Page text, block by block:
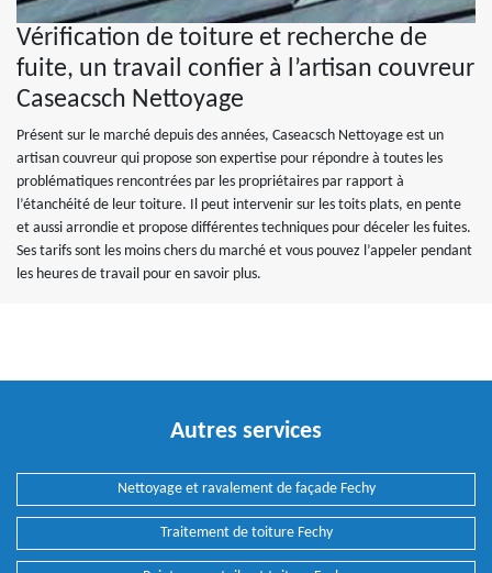
Vérification de toiture et recherche de
fuite, un travail confier à l’artisan couvreur
Caseacsch Nettoyage
Présent sur le marché depuis des années, Caseacsch Nettoyage est un
artisan couvreur qui propose son expertise pour répondre à toutes les
problématiques rencontrées par les propriétaires par rapport à
l’étanchéité de leur toiture. Il peut intervenir sur les toits plats, en pente
et aussi arrondie et propose différentes techniques pour déceler les fuites.
Ses tarifs sont les moins chers du marché et vous pouvez l’appeler pendant
les heures de travail pour en savoir plus.
Autres services
Nettoyage et ravalement de façade Fechy
Traitement de toiture Fechy